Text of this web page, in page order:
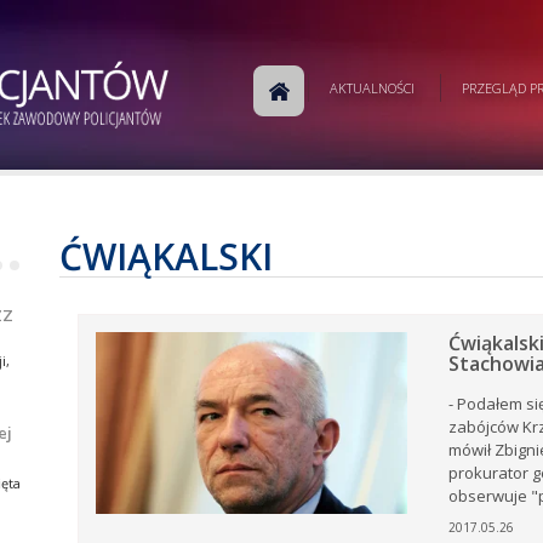
AKTUALNOŚCI PRZEGLĄD
z
ĆWIĄKALSKI
- Podałem
zabójców
mówił
prokurator
obserwuje
2017.05.26